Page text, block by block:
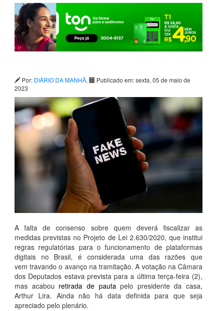
Por: DIÁRIO DA MANHÃ,
Publicado em: sexta, 05 de maio de
2023
A falta de consenso sobre quem deverá fiscalizar as
medidas previstas no Projeto de Lei 2.630/2020, que institui
regras regulatórias para o funcionamento de plataformas
digitais no Brasil, é considerada uma das razões que
vem travando o avanço na tramitação. A votação na Câmara
dos Deputados estava prevista para a última terça-feira (2),
mas acabou retirada de pautapelo presidente da casa,
Arthur Lira. Ainda não há data definida para que seja
apreciado pelo plenário.